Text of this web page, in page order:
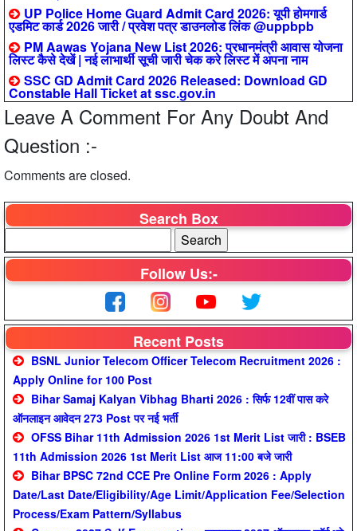
UP Police Home Guard Admit Card 2026: यूपी होमगार्ड
एडमिट कार्ड 2026 जारी / प्रवेश पत्र डाउनलोड लिंक @uppbpb
PM Aawas Yojana New List 2026: प्रधानमंत्री आवास योजना
लिस्ट कैसे देखें | नई लाभार्थी सूची जारी चेक करे लिस्ट में अपना नाम
SSC GD Admit Card 2026 Released: Download GD
Constable Hall Ticket at ssc.gov.in
Leave A Comment For Any Doubt And
Question :-
Comments are closed.
Search Box
Follow Us:-
Recent Posts
BSNL Junior Telecom Officer Telecom Recruitment 2026 :
Apply Online for 100 Post
Bihar Samaj Kalyan Vibhag Bharti 2026 : सिर्फ 12वीं पास करे
ऑनलाइन आवेदन 273 Post पर नई भर्ती
OFSS Bihar 11th Admission 2026 1st Merit List जारी : BSEB
11th Admission 2026 1st Merit List आज 11:00 बजे जारी
Bihar BPSC 72nd CCE Pre Online Form 2026 : Apply
Date/Last Date/Eligibility/Age Limit/Application Fee/Selection
Process/Exam Pattern/Syllabus